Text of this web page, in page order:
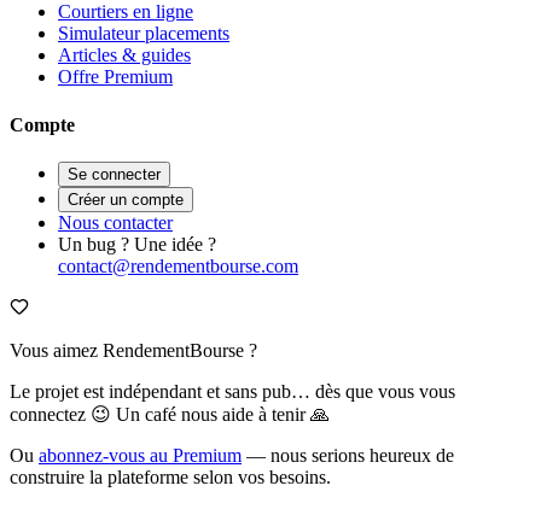
Courtiers en ligne
Simulateur placements
Articles & guides
Offre Premium
Compte
Se connecter
Créer un compte
Nous contacter
Un bug ? Une idée ?
contact@rendementbourse.com
Vous aimez RendementBourse ?
Le projet est indépendant et sans pub… dès que vous vous
connectez 😉 Un café nous aide à tenir 🙏
Ou abonnez-vous au Premium — nous serions heureux de
construire la plateforme selon vos besoins.